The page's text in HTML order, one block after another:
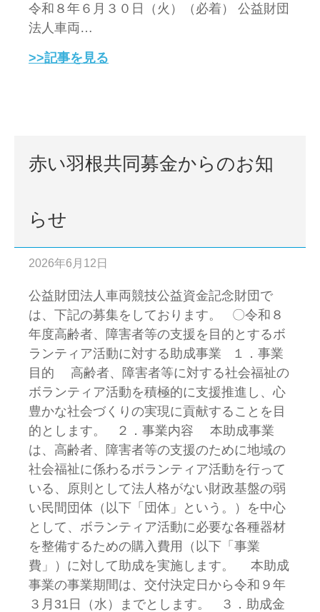
令和８年６月３０日（火）（必着） 公益財団
法人車両…
>>記事を見る
赤い羽根共同募金からのお知
らせ
2026年6月12日
公益財団法人車両競技公益資金記念財団で
は、下記の募集をしております。 〇令和８
年度高齢者、障害者等の支援を目的とするボ
ランティア活動に対する助成事業 １．事業
目的 高齢者、障害者等に対する社会福祉の
ボランティア活動を積極的に支援推進し、心
豊かな社会づくりの実現に貢献することを目
的とします。 ２．事業内容 本助成事業
は、高齢者、障害者等の支援のために地域の
社会福祉に係わるボランティア活動を行って
いる、原則として法人格がない財政基盤の弱
い民間団体（以下「団体」という。）を中心
として、ボランティア活動に必要な各種器材
を整備するための購入費用（以下「事業
費」）に対して助成を実施します。 本助成
事業の事業期間は、交付決定日から令和９年
３月31日（水）までとします。 ３．助成金